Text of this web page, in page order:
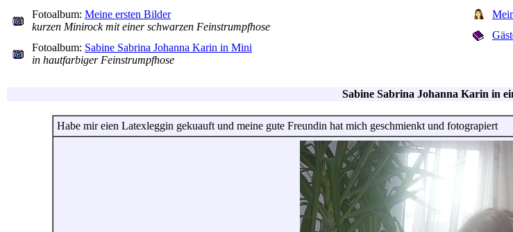
Fotoalbum: Meine ersten Bilder
kurzen Minirock mit einer schwarzen Feinstrumpfhose
Fotoalbum: Sabine Sabrina Johanna Karin in Mini
in hautfarbiger Feinstrumpfhose
Sabine Sabrina Johanna Karin in
Habe mir eien Latexleggin gekuauft und meine gute Freundin hat mich geschmienkt und fotograpiert